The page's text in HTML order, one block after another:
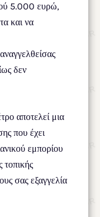
5.000 ευρώ,
και να
δεν
αποτελεί μια
που έχει
εμπορίου
τοπικής
σας εξαγγελία